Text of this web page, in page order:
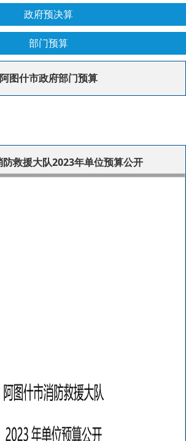
政府预决算
部门预算
阿图什市政府部门预算
防救援大队2023年单位预算公开